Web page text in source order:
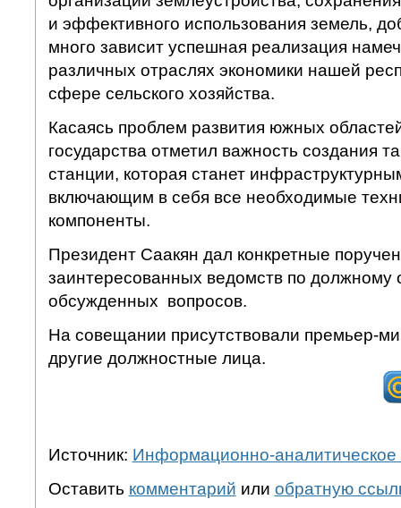
и эффективного использования земель,
много зависит успешная реализация
различных отраслях экономики нашей
сфере сельского хозяйства.
Касаясь проблем развития южных
государства отметил важность создания
станции, которая станет
включающим в себя все необходимые
компоненты.
Президент Саакян дал конкретные
заинтересованных ведомств по должному
обсужденных вопросов.
На совещании присутствовали премьер-
другие должностные лица.
Источник: Информационно-аналитическое
Оставить комментарий или обратную